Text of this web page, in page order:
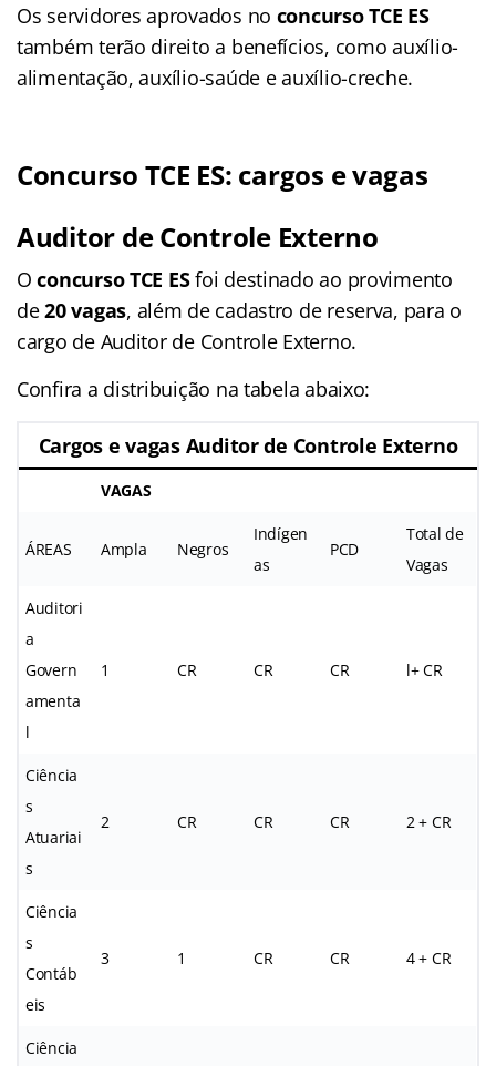
Os servidores aprovados no concurso TCE ES
também terão direito a benefícios, como auxílio-
alimentação, auxílio-saúde e auxílio-creche.
Concurso TCE ES: cargos e vagas
Auditor de Controle Externo
Oconcurso TCE ESfoi destinado ao provimento
de20 vagas, além de cadastro de reserva, para o
cargo de Auditor de Controle Externo.
Confira a distribuição na tabela abaixo:
Cargos e vagas Auditor de Controle Externo
VAGAS
ÁREAS Ampla Negros
Indígen
as
PCD
Total de
Vagas
Auditori
a
Govern
amenta
l
1 CR CR CR l+ CR
Ciência
s
Atuariai
s
2 CR CR CR 2 + CR
Ciência
s
Contáb
eis
3 1 CR CR 4 + CR
Ciência